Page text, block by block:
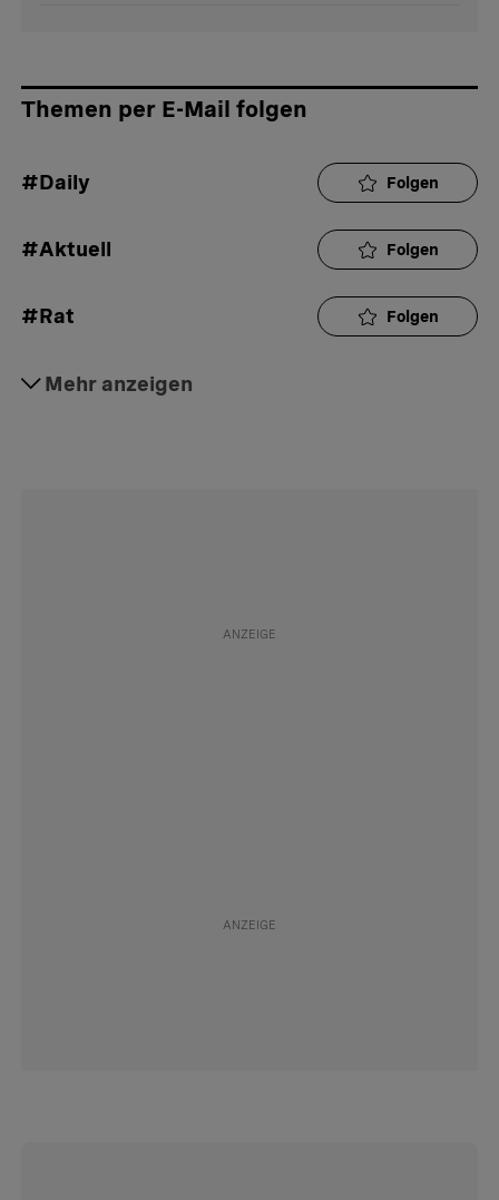
Themen per E-Mail folgen
#Daily Folgen
#Aktuell Folgen
#Rat Folgen
Mehr anzeigen
#Öffentlicher Verkehr